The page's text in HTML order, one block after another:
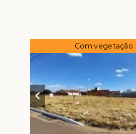
Com vegetação